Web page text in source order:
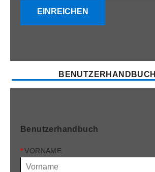
EINREICHEN
BENUTZERHANDBUCH
Benutzerhandbuch
* VORNAME